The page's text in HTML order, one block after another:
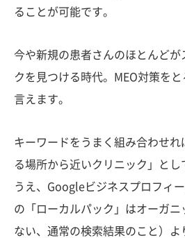
ることが可能です。
今や新規の患者さんのほとんどが
クを見つける時代。MEO対策を
言えます。
キーワードをうまく組み合わせれ
る場所から近いクリニック」と
うえ、Googleビジネスプロフィ
の「ローカルパック」はオーガニ
ない、通常の検索結果のこと）よ